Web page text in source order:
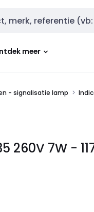
meer
- signalisatie lamp
260V 7W -